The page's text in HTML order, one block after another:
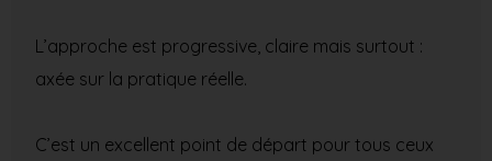
L’approche est progressive, claire mais surtout :
axée sur la pratique réelle.
C’est un excellent point de départ pour tous ceux